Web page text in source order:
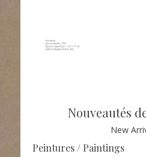
Nouveautés
New
Peintures / Paintings